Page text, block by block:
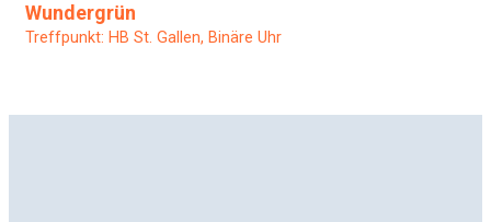
Wundergrün
Treffpunkt: HB St. Gallen, Binäre Uhr